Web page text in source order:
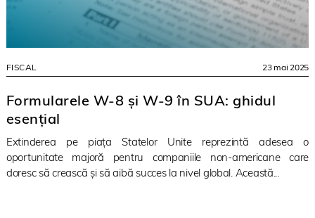
FISCAL 23 mai 2025
Formularele W-8 și W-9 în SUA: ghidul
esențial
Extinderea pe piața Statelor Unite reprezintă adesea o
oportunitate majoră pentru companiile non-americane care
doresc să crească și să aibă succes la nivel global. Această...